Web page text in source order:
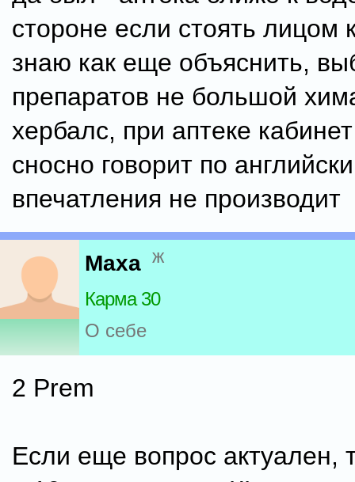
стороне если стоять лицом
знаю как еще объяснить,
препаратов не большой
хербалс, при аптеке
сносно говорит по
впечатления не производит
Maxa ж
Карма 30
О себе
2 Prem
Если еще вопрос актуален,